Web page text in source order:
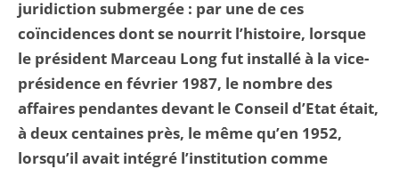
juridiction submergée : par une de ces
coïncidences dont se nourrit l’histoire, lorsque
le président Marceau Long fut installé à la vice-
présidence en février 1987, le nombre des
affaires pendantes devant le Conseil d’Etat était,
à deux centaines près, le même qu’en 1952,
lorsqu’il avait intégré l’institution comme